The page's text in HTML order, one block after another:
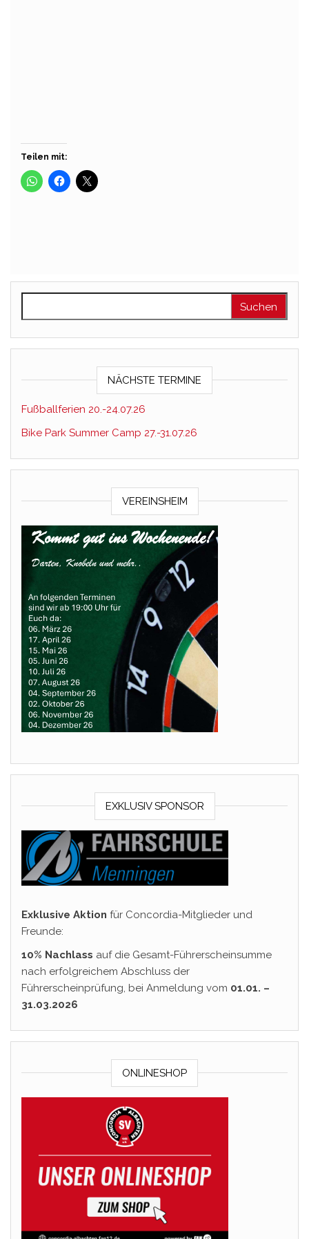
Teilen mit:
NÄCHSTE TERMINE
Fußballferien 20.-24.07.26
Bike Park Summer Camp 27.-31.07.26
VEREINSHEIM
EXKLUSIV SPONSOR
Exklusive Aktion für Concordia-Mitglieder und
Freunde:
10% Nachlass auf die Gesamt-Führerscheinsumme
nach erfolgreichem Abschluss der
Führerscheinprüfung, bei Anmeldung vom 01.01. –
31.03.2026
ONLINESHOP